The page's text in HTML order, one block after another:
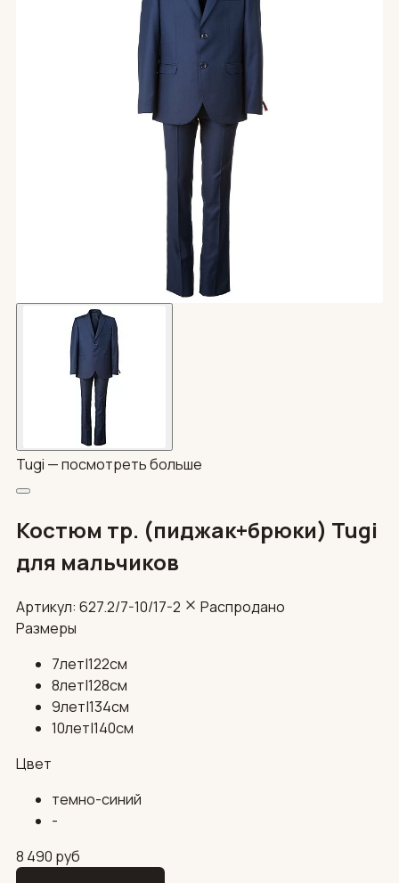
Tugi —посмотреть больше
Костюм тр. (пиджак+брюки) Tugi
для мальчиков
Артикул: 627.2/7-10/17-2
Распродано
Размеры
7лет|122см
8лет|128см
9лет|134см
10лет|140см
Цвет
темно-синий
-
8 490 руб